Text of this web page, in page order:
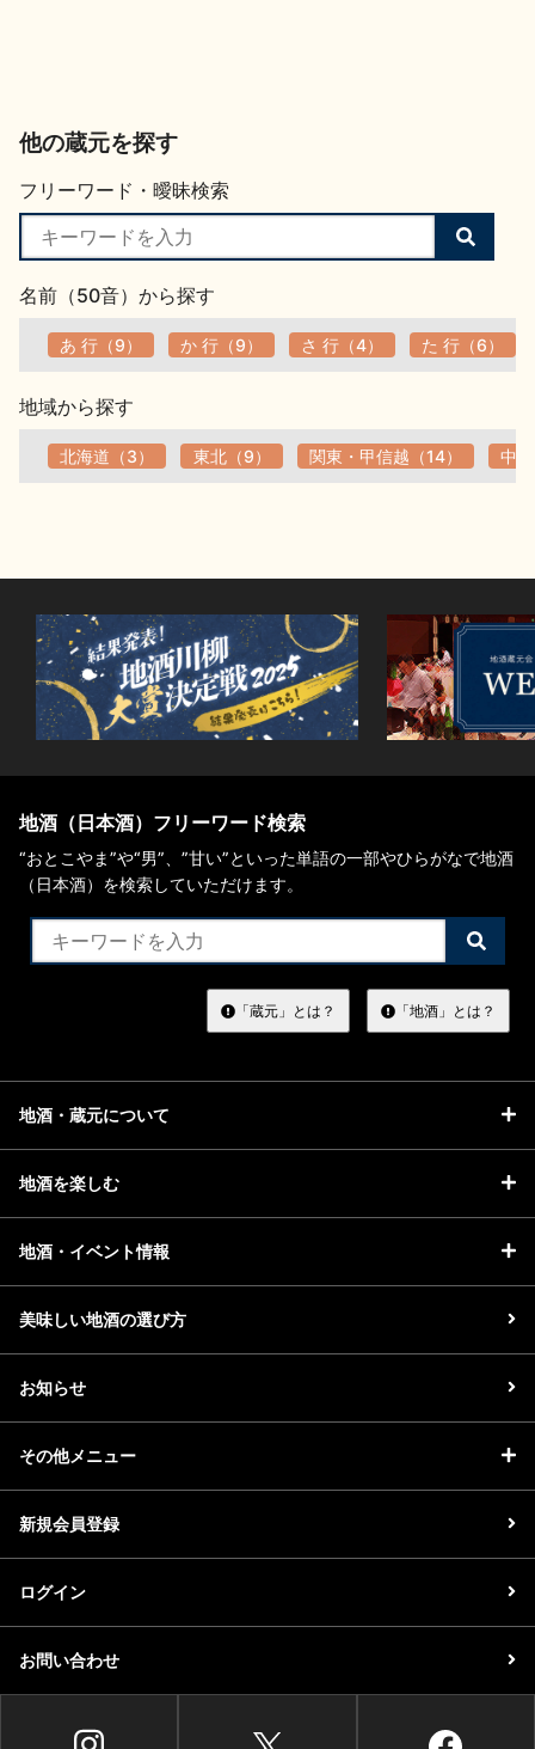
他の蔵元を探す
フリーワード・曖昧検索
検
索
名前（50音）から探す
あ 行（9） か 行（9） さ 行（4） た 行（6）
地域から探す
北海道（3） 東北（9） 関東・甲信越（14） 中
地酒（日本酒）フリーワード検索
“おとこやま”や“男”、”甘い”といった単語の一部やひらがなで地酒
（日本酒）を検索していただけます。
検
索
す
る
「蔵元」とは？ 「地酒」とは？
地酒・蔵元について
地酒を楽しむ
地酒・イベント情報
美味しい地酒の選び方
お知らせ
その他メニュー
新規会員登録
ログイン
お問い合わせ